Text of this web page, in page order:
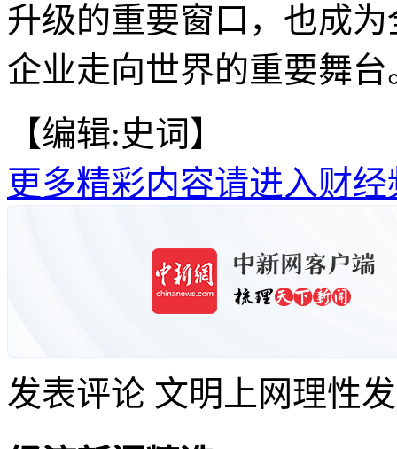
升级的重要窗口，也成
企业走向世界的重要舞台
【编辑:史词】
更多精彩内容请进入财经
发表评论 文明上网理性